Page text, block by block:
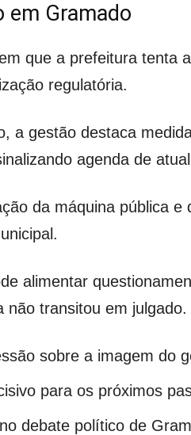
Gramado
que a prefeitura tenta
regulatória.
a gestão destaca
agenda de
da máquina pública
alimentar
não transitou em julgado.
sobre a imagem do
para os próximos
debate político de